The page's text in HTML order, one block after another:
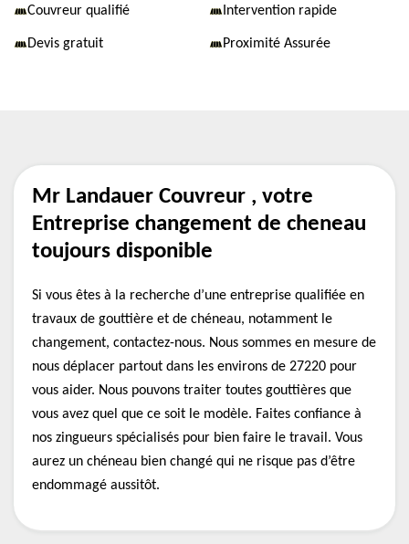
Couvreur qualifié Intervention rapide
Devis gratuit Proximité Assurée
Mr Landauer Couvreur , votre
Entreprise changement de cheneau
toujours disponible
Si vous êtes à la recherche d’une entreprise qualifiée en
travaux de gouttière et de chéneau, notamment le
changement, contactez-nous. Nous sommes en mesure de
nous déplacer partout dans les environs de 27220 pour
vous aider. Nous pouvons traiter toutes gouttières que
vous avez quel que ce soit le modèle. Faites confiance à
nos zingueurs spécialisés pour bien faire le travail. Vous
aurez un chéneau bien changé qui ne risque pas d’être
endommagé aussitôt.